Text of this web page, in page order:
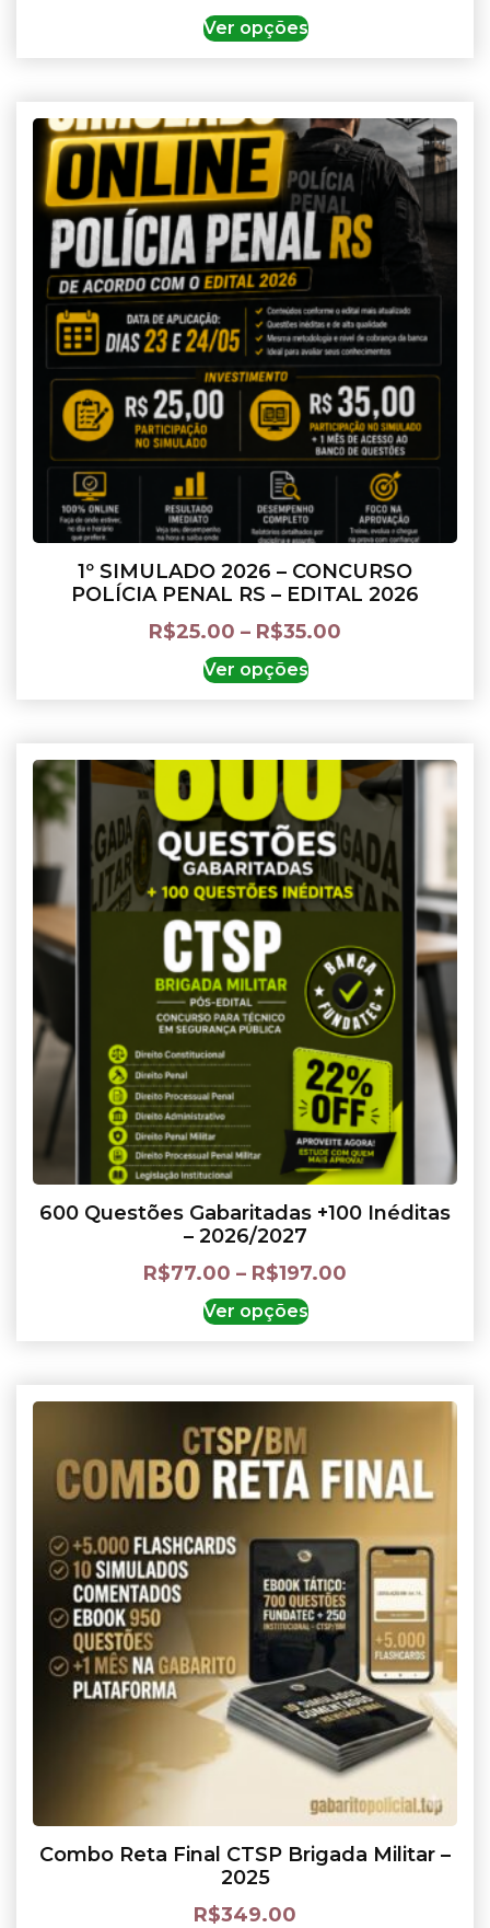
Ver opções
1º SIMULADO 2026 – CONCURSO
POLÍCIA PENAL RS – EDITAL 2026
R$25.00 – R$35.00
Ver opções
600 Questões Gabaritadas +100 Inéditas
– 2026/2027
R$77.00 – R$197.00
Ver opções
Combo Reta Final CTSP Brigada Militar –
2025
R$349.00